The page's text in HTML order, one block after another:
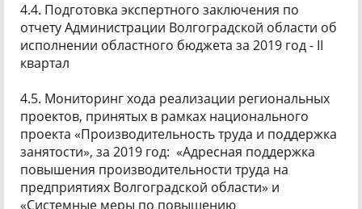
4.4. Подготовка экспертного заключения по
отчету Администрации Волгоградской области об
исполнении областного бюджета за 2019 год - II
квартал
4.5. Мониторинг хода реализации региональных
проектов, принятых в рамках национального
проекта «Производительность труда и поддержка
занятости», за 2019 год: «Адресная поддержка
повышения производительности труда на
предприятиях Волгоградской области» и
«Системные меры по повышению